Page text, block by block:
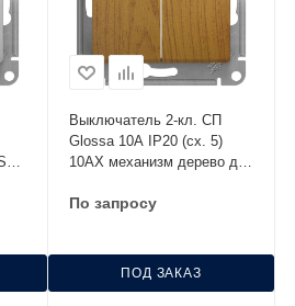
Выключатель 2-кл. СП
Glossa 10А IP20 (сх. 5)
10AX механизм дерево дуб
По запросу
ПОД ЗАКАЗ